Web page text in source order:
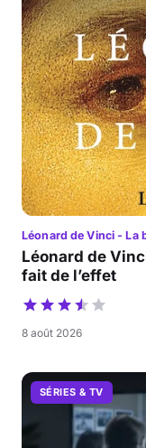
Léonard de Vinci - La
Léonard de
fait de l’effet
8 août 2026
SÉRIES & TV